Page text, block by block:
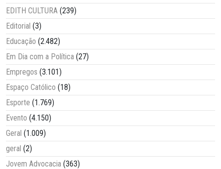
EDITH CULTURA (239)
Editorial (3)
Educação (2.482)
Em Dia com a Política (27)
Empregos (3.101)
Espaço Católico (18)
Esporte (1.769)
Evento (4.150)
Geral (1.009)
geral (2)
Jovem Advocacia (363)